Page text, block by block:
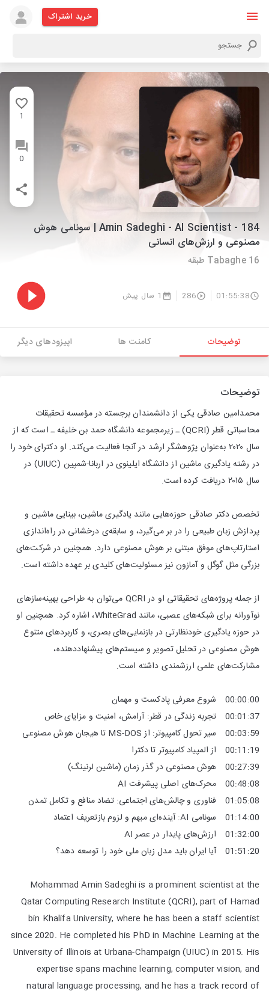
خرید اشتراک
1
0
184 - Amin Sadeghi - AI Scientist | سونامی هوش
مصنوعی و ارزش‌های انسانی
Tabaghe 16 طبقه
01:55:38
286 1 سال پیش
توضیحات کامنت ها اپیزودهای دیگر
توضیحات
محمدامین صادقی یکی از دانشمندان برجسته در مؤسسه تحقیقات
محاسباتی قطر (QCRI) ـ زیرمجموعه دانشگاه حمد بن خلیفه ـ است که از
سال ۲۰۲۰ به‌عنوان پژوهشگر ارشد در آنجا فعالیت می‌کند. او دکترای خود را
در رشته یادگیری ماشین از دانشگاه ایلینوی در اربانا-شمپین (UIUC) در
سال ۲۰۱۵ دریافت کرده است.
تخصص دکتر صادقی حوزه‌هایی مانند یادگیری ماشین، بینایی ماشین و
پردازش زبان طبیعی را در بر می‌گیرد، و سابقه‌ی درخشانی در راه‌اندازی
استارتاپ‌های موفق مبتنی بر هوش مصنوعی دارد. همچنین در شرکت‌های
بزرگی مثل گوگل و آمازون نیز مسئولیت‌های کلیدی بر عهده داشته است.
از جمله پروژه‌های تحقیقاتی او در QCRI می‌توان به طراحی بهینه‌سازهای
نوآورانه برای شبکه‌های عصبی، مانند WhiteGrad، اشاره کرد. همچنین او
در حوزه یادگیری خودنظارتی در بازنمایی‌های بصری، و کاربردهای متنوع
هوش مصنوعی در تحلیل تصویر و سیستم‌های پیشنهاددهنده،
مشارکت‌های علمی ارزشمندی داشته است.
00:00:00 شروع معرفی پادکست و مهمان
00:01:37 تجربه زندگی در قطر: آرامش، امنیت و مزایای خاص
00:03:59 سیر تحول کامپیوتر: از MS-DOS تا هیجان هوش مصنوعی
00:11:19 از المپیاد کامپیوتر تا دکترا
00:27:39 هوش مصنوعی در گذر زمان (ماشین لرنینگ)
00:48:08 محرک‌های اصلی پیشرفت AI
01:05:08 فناوری و چالش‌های اجتماعی: تضاد منافع و تکامل تمدن
01:14:00 سونامی AI: آینده‌ای مبهم و لزوم بازتعریف اعتماد
01:32:00 ارزش‌های پایدار در عصر AI
01:51:20 آیا ایران باید مدل زبان ملی خود را توسعه دهد؟
Mohammad Amin Sadeghi is a prominent scientist at the
Qatar Computing Research Institute (QCRI), part of Hamad
bin Khalifa University, where he has been a staff scientist
since 2020. He completed his PhD in Machine Learning at the
University of Illinois at Urbana-Champaign (UIUC) in 2015. His
expertise spans machine learning, computer vision, and
natural language processing, and he has a track record of